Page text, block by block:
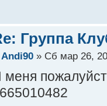
Группа
Andi90» Сб мар 26,
меня